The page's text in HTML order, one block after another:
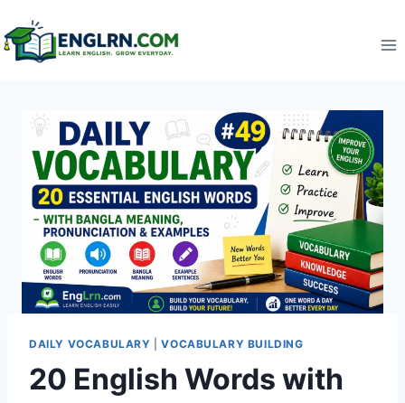
to
content
DAILY VOCABULARY |VOCABULARY BUILDING
20 English Words with